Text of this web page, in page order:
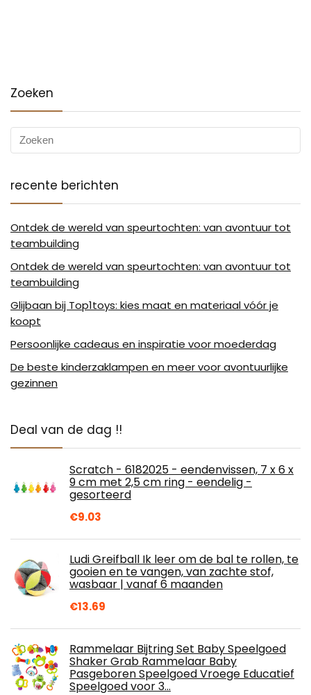
Zoeken
recente berichten
Ontdek de wereld van speurtochten: van avontuur tot
teambuilding
Ontdek de wereld van speurtochten: van avontuur tot
teambuilding
Glijbaan bij Top1toys: kies maat en materiaal vóór je
koopt
Persoonlijke cadeaus en inspiratie voor moederdag
De beste kinderzaklampen en meer voor avontuurlijke
gezinnen
Deal van de dag !!
Scratch - 6182025 - eendenvissen, 7 x 6 x
9 cm met 2,5 cm ring - eendelig -
gesorteerd
€9.03
Ludi Greifball Ik leer om de bal te rollen, te
gooien en te vangen, van zachte stof,
wasbaar | vanaf 6 maanden
€13.69
Rammelaar Bijtring Set Baby Speelgoed
Shaker Grab Rammelaar Baby
Pasgeboren Speelgoed Vroege Educatief
Speelgoed voor 3…